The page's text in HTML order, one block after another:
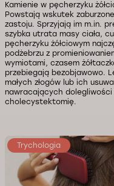
Kamienie w pęcherzyku
Powstają wskutek
zastoju. Sprzyjają im m.in.
szybka utrata masy ciała,
pęcherzyku żółciowym
podżebrzu z
wymiotami, czasem
przebiegają bezobjawowo.
małych złogów lub ich
nawracających dolegliwości
cholecystektomię.
Trychologia